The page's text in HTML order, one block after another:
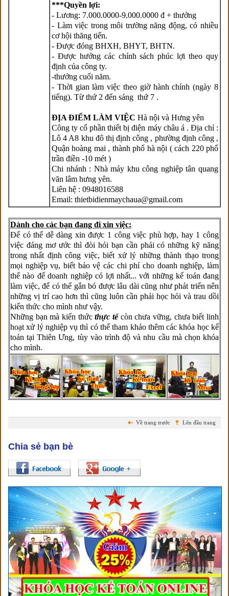
***Quyền lợi:
- Lương: 7.000.0000-9.000.0000 đ + thưởng
- Làm việc trong môi trường năng động, có nhiều
cơ hội thăng tiến.
- Được đóng BHXH, BHYT, BHTN.
- Được hưởng các chính sách phúc lợi theo quy
định của công ty.
-thưởng cuối năm.
- Thời gian làm việc theo giờ hành chính (ngày 8
tiếng). Từ thứ 2 đến sáng thứ 7 .
ĐỊA ĐIỂM LÀM VIỆC Hà nội và Hưng yên
Công ty cổ phần thiết bị điện máy châu á . Địa chỉ :
Lô 4 A8 khu đô thị định công , phường định công ,
Quận hoàng mai , thành phố hà nội ( cách 220 phố
trần điền -10 mét )
Chi nhánh : Nhà máy khu công nghiệp tân quang
văn lâm hưng yên.
Liên hệ : 0948016588
Email: thietbidienmaychaua@gmail.com
Dành cho các bạn đang đi xin việc:
Để có thể dễ dàng xin được 1 công việc phù hợp, hay 1 công
việc đáng mơ ước thì đòi hỏi bạn cần phải có những kỹ năng
trong nhất định công việc, biết xử lý những thành thạo trong
mọi nghiệp vụ, biết bảo vệ các chi phí cho doanh nghiệp, làm
thế nào để doanh nghiệp có lợi nhất... với những kế toán đang
làm việc, để có thể gắn bó được lâu dài cũng như phát triển nên
những vị trí cao hơn thì cũng luôn cần phải học hỏi và trau dồi
kiến thức cho mình như vậy.
Những bạn mà kiến thứcthực tếcòn chưa vững, chưa biết linh
hoạt xử lý nghiệp vụ thì có thể tham khảo thêm các khóa học kế
toán tại Thiên Ưng, tùy vào trình độ và nhu cầu mà chọn khóa
cho mình.
Lên đầu trang
Về trang trước
Chia sẻ bạn bè